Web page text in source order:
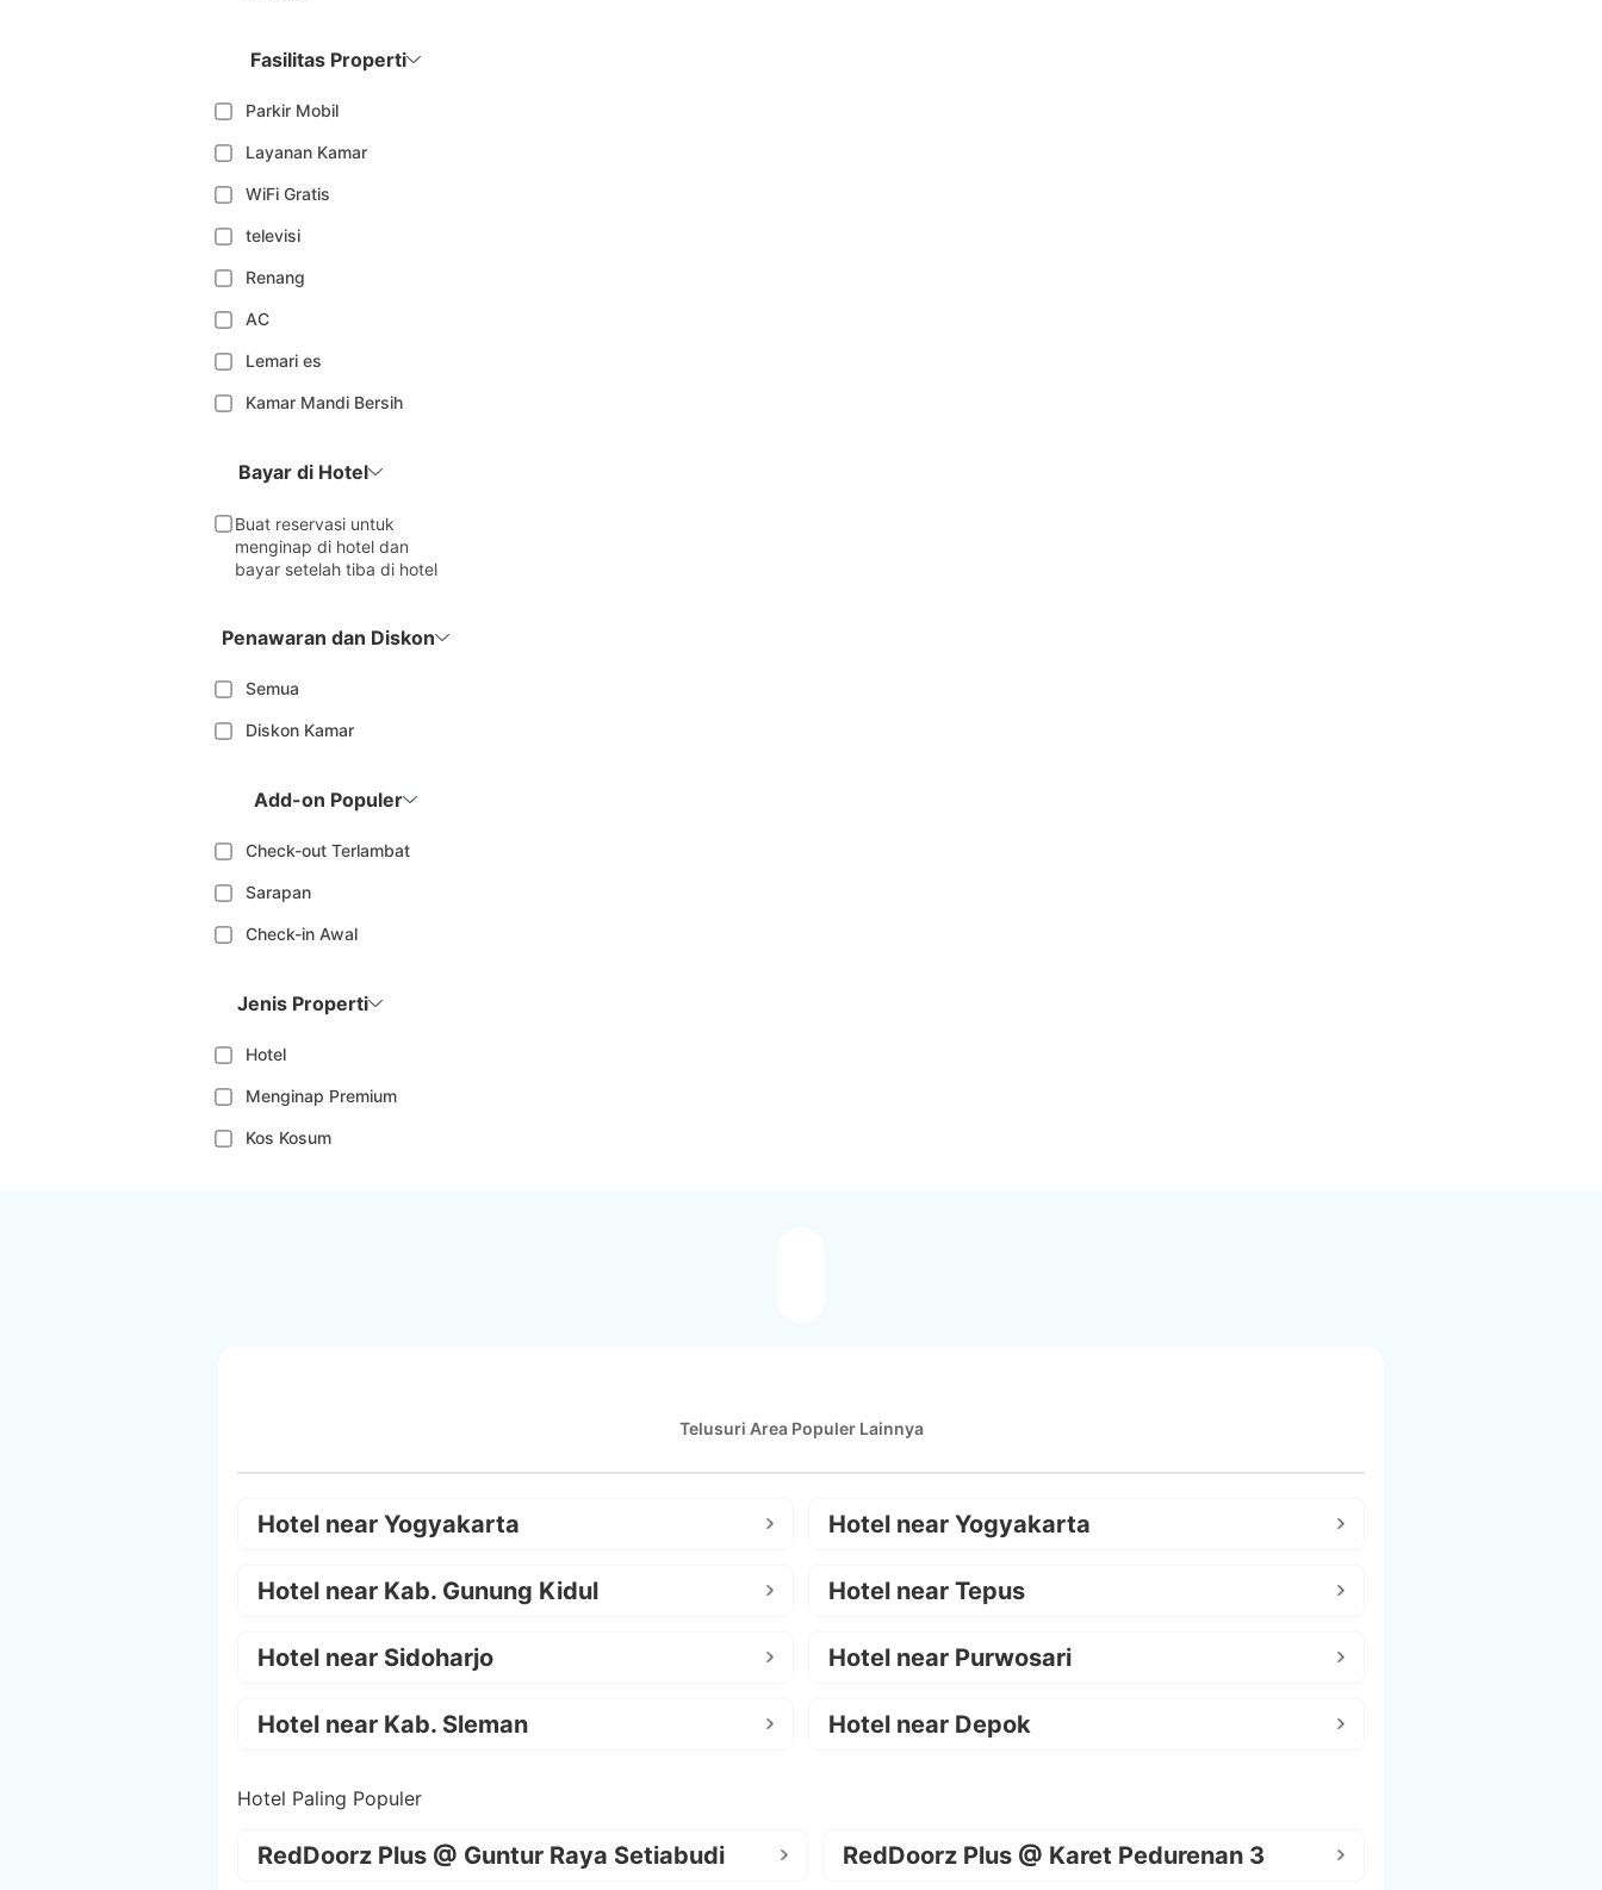
Fasilitas Properti
Parkir Mobil
Layanan Kamar
WiFi Gratis
televisi
Renang
AC
Lemari es
Kamar Mandi Bersih
Bayar di Hotel
Buat reservasi untuk
menginap di hotel dan
bayar setelah tiba di hotel
Penawaran dan Diskon
Semua
Diskon Kamar
Add-on Populer
Check-out Terlambat
Sarapan
Check-in Awal
Jenis Properti
Hotel
Menginap Premium
Kos Kosum
Telusuri Area Populer Lainnya
Hotel near Yogyakarta Hotel near Yogyakarta
Hotel near Kab. Gunung Kidul Hotel near Tepus
Hotel near Sidoharjo Hotel near Purwosari
Hotel near Kab. Sleman Hotel near Depok
Hotel Paling Populer
RedDoorz Plus @ Guntur Raya Setiabudi RedDoorz Plus @ Karet Pedurenan 3